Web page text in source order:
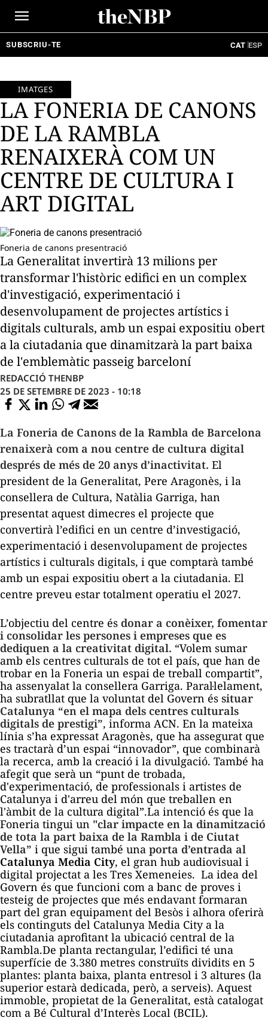
SUBSCRIU-TE CAT ESP
IMATGES
LA FONERIA DE CANONS
DE LA RAMBLA
RENAIXERÀ COM UN
CENTRE DE CULTURA I
ART DIGITAL
Foneria de canons presentració
La Generalitat invertirà 13 milions per
transformar l'històric edifici en un complex
d'investigació, experimentació i
desenvolupament de projectes artístics i
digitals culturals, amb un espai expositiu obert
a la ciutadania que dinamitzarà la part baixa
de l'emblemàtic passeig barceloní
REDACCIÓ THENBP
25 DE SETEMBRE DE 2023 - 10:18
La Foneria de Canons de la Rambla de Barcelona
renaixerà com a nou centre de cultura digital
després de més de 20 anys d’inactivitat. El
president de la Generalitat, Pere Aragonès, i la
consellera de Cultura, Natàlia Garriga, han
presentat aquest dimecres el projecte que
convertirà l’edifici en un centre d’investigació,
experimentació i desenvolupament de projectes
artístics i culturals digitals, i que comptarà també
amb un espai expositiu obert a la ciutadania. El
centre preveu estar totalment operatiu el 2027.
L’objectiu del centre és donar a conèixer, fomentar
i consolidar les persones i empreses que es
dediquen a la creativitat digital. “Volem sumar
amb els centres culturals de tot el país, que han de
trobar en la Foneria un espai de treball compartit”,
ha assenyalat la consellera Garriga. Paral·lelament,
ha subratllat que la voluntat del Govern és situar
Catalunya “en el mapa dels centres culturals
digitals de prestigi”, informa ACN. En la mateixa
línia s’ha expressat Aragonès, que ha assegurat que
es tractarà d’un espai “innovador”, que combinarà
la recerca, amb la creació i la divulgació. També ha
afegit que serà un “punt de trobada,
d'experimentació, de professionals i artistes de
Catalunya i d'arreu del món que treballen en
l'àmbit de la cultura digital”.La intenció és que la
Foneria tingui un "clar impacte en la dinamització
de tota la part baixa de la Rambla i de Ciutat
Vella” i que sigui també una porta d’entrada al
Catalunya Media City, el gran hub audiovisual i
digital projectat a les Tres Xemeneies. La idea del
Govern és que funcioni com a banc de proves i
testeig de projectes que més endavant formaran
part del gran equipament del Besòs i alhora oferirà
els continguts del Catalunya Media City a la
ciutadania aprofitant la ubicació central de la
Rambla.De planta rectangular, l’edifici té una
superfície de 3.380 metres construïts dividits en 5
plantes: planta baixa, planta entresol i 3 altures (la
superior estarà dedicada, però, a serveis). Aquest
immoble, propietat de la Generalitat, està catalogat
com a Bé Cultural d’Interès Local (BCIL).